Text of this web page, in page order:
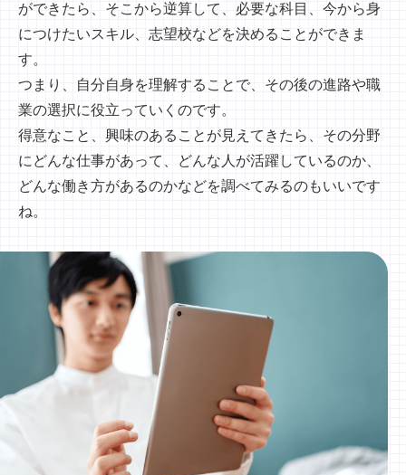
ができたら、そこから逆算して、必要な科目、今から身
につけたいスキル、志望校などを決めることができま
す。
つまり、自分自身を理解することで、その後の進路や職
業の選択に役立っていくのです。
得意なこと、興味のあることが見えてきたら、その分野
にどんな仕事があって、どんな人が活躍しているのか、
どんな働き方があるのかなどを調べてみるのもいいです
ね。